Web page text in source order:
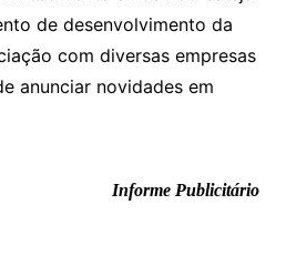
de desenvolvimento da
com diversas empresas
anunciar novidades em
Informe Publicitário